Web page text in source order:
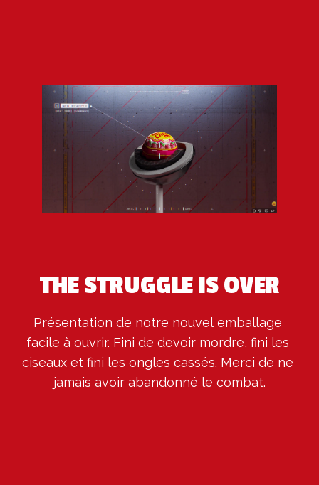
THE STRUGGLE IS OVER
Présentation de notre nouvel emballage
facile à ouvrir. Fini de devoir mordre, fini les
ciseaux et fini les ongles cassés. Merci de ne
jamais avoir abandonné le combat.